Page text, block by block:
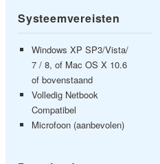
Systeemvereisten
Windows XP SP3/Vista/
7 / 8, of Mac OS X 10.6
of bovenstaand
Volledig Netbook
Compatibel
Microfoon (aanbevolen)